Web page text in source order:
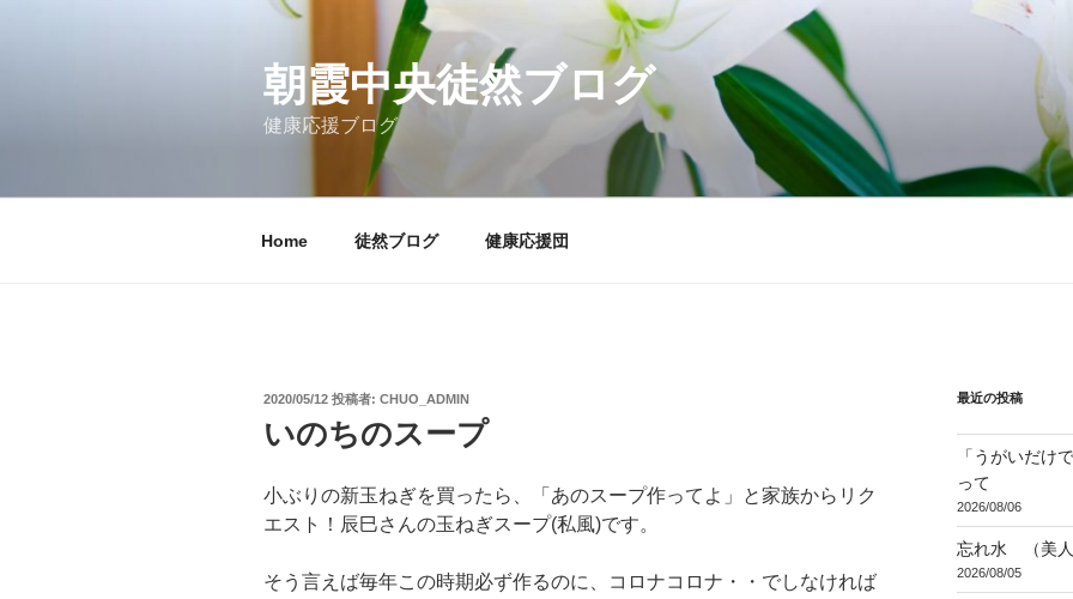
朝霞中央徒然ブログ
健康応援ブログ
Home 徒然ブログ 健康応援団
投
日:
2020/05/12 投稿者: CHUO_ADMIN
いのちのスープ
小ぶりの新玉ねぎを買ったら、「あのスープ作ってよ」と家族からリク
エスト！辰巳さんの玉ねぎスープ(私風)です。
そう言えば毎年この時期必ず作るのに、コロナコロナ・・でしなければ
最近の投稿
「うがいだけ
って
2026/08/06
忘れ水 （美人
2026/08/05